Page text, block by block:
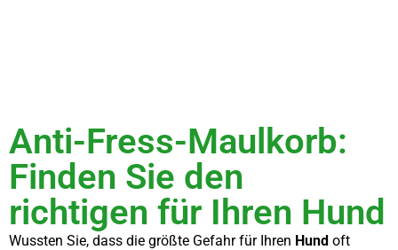
Anti-Fress-Maulkorb:
Finden Sie den
richtigen für Ihren Hund
Wussten Sie, dass die größte Gefahr für Ihren Hund oft